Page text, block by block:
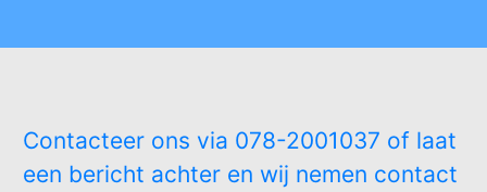
Contacteer ons via 078-2001037 of laat
een bericht achter en wij nemen contact